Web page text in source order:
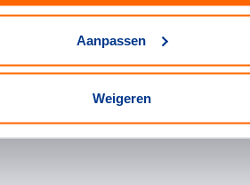
Aanpassen
Weigeren
topsporters